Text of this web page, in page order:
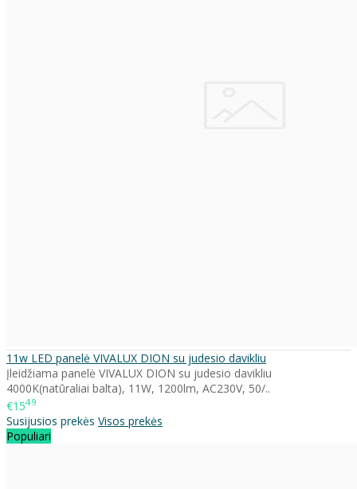
11w LED panelė VIVALUX DION su judesio davikliu
Įleidžiama panelė VIVALUX DION su judesio davikliu
4000K(natūraliai balta), 11W, 1200lm, AC230V, 50/..
€1549
Susijusios prekės Visos prekės
Populiari